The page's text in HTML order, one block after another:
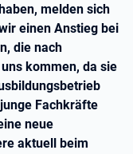
melden sich
einen Anstieg bei
die nach
kommen, da sie
Fachkräfte
neue
aktuell beim